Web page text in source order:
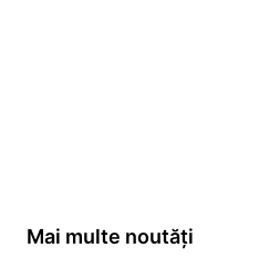
Mai multe noutăți